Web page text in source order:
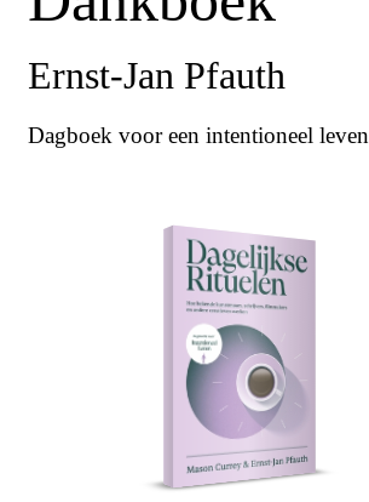
Ernst-Jan Pfauth
Dagboek voor een intentioneel leven